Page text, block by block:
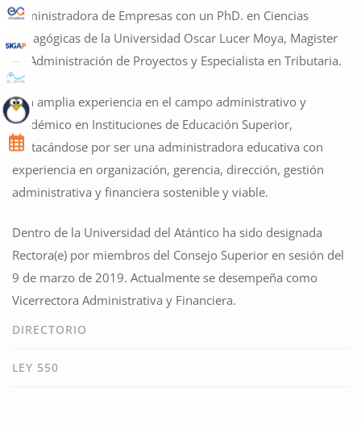
Administradora de Empresas con un PhD. en Ciencias
Pedagógicas de la Universidad Oscar Lucer Moya, Magister
en Administración de Proyectos y Especialista en Tributaria.
Con amplia experiencia en el campo administrativo y
académico en Instituciones de Educación Superior,
destacándose por ser una administradora educativa con
experiencia en organización, gerencia, dirección, gestión
administrativa y financiera sostenible y viable.
Dentro de la Universidad del Atántico ha sido designada
Rectora(e) por miembros del Consejo Superior en sesión del
9 de marzo de 2019. Actualmente se desempeña como
Vicerrectora Administrativa y Financiera.
DIRECTORIO
LEY 550